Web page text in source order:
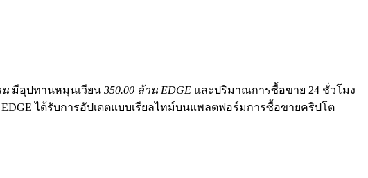
น มีอุปทานหมุนเวียน 350.00 ล้าน EDGE และปริมาณการซื้อขาย 24 ชั่วโมง
ได้รับการอัปเดตแบบเรียลไทม์บนแพลตฟอร์มการซื้อขายคริปโต